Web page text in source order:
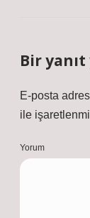
Bir yanıt
E-posta
ile
Yorum